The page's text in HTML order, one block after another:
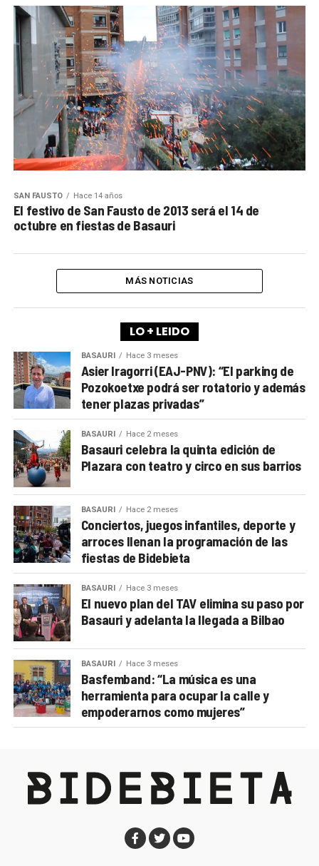
SAN FAUSTO Hace 14 años
El festivo de San Fausto de 2013 será el 14 de
octubre en fiestas de Basauri
MÁS NOTICIAS
LO + LEIDO
BASAURI Hace 3 meses
Asier Iragorri (EAJ-PNV): “El parking de
Pozokoetxe podrá ser rotatorio y además
tener plazas privadas”
BASAURI Hace 2 meses
Basauri celebra la quinta edición de
Plazara con teatro y circo en sus barrios
BASAURI Hace 2 meses
Conciertos, juegos infantiles, deporte y
arroces llenan la programación de las
fiestas de Bidebieta
BASAURI Hace 3 meses
El nuevo plan del TAV elimina su paso por
Basauri y adelanta la llegada a Bilbao
BASAURI Hace 3 meses
Basfemband: “La música es una
herramienta para ocupar la calle y
empoderarnos como mujeres”